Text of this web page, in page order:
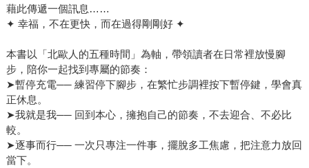
藉此傳遞一個訊息……
✦ 幸福，不在更快，而在過得剛剛好 ✦
本書以「北歐人的五種時間」為軸，帶領讀者在日常裡放慢腳
步，陪你一起找到專屬的節奏：
➤暫停充電── 練習停下腳步，在繁忙步調裡按下暫停鍵，學會真
正休息。
➤我就是我── 回到本心，擁抱自己的節奏，不去迎合、不必比
較。
➤逐事而行── 一次只專注一件事，擺脫多工焦慮，把注意力放回
當下。